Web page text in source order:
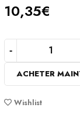
10,35€
ACHETER
Wishlist